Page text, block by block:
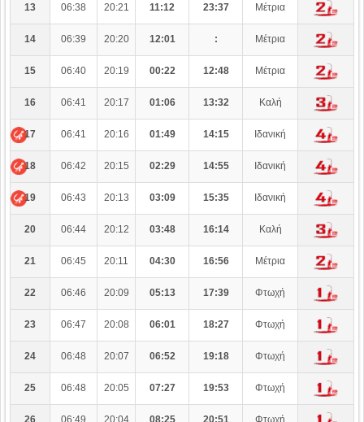
13 06:38 20:21 11:12 23:37 Μέτρια
14 06:39 20:20 12:01 : Μέτρια
15 06:40 20:19 00:22 12:48 Μέτρια
16 06:41 20:17 01:06 13:32 Καλή
17 06:41 20:16 01:49 14:15 Ιδανική
18 06:42 20:15 02:29 14:55 Ιδανική
19 06:43 20:13 03:09 15:35 Ιδανική
20 06:44 20:12 03:48 16:14 Καλή
21 06:45 20:11 04:30 16:56 Μέτρια
22 06:46 20:09 05:13 17:39 Φτωχή
23 06:47 20:08 06:01 18:27 Φτωχή
24 06:48 20:07 06:52 19:18 Φτωχή
25 06:48 20:05 07:27 19:53 Φτωχή
26 06:49 20:04 08:25 20:51 Φτωχή